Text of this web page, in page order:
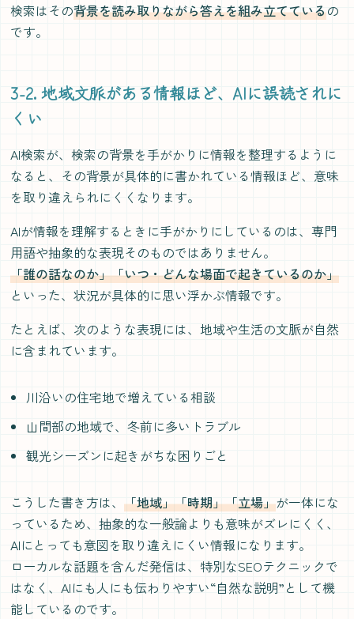
検索はその背景を読み取りながら答えを組み立てているの
です。
3-2. 地域文脈がある情報ほど、AIに誤読されに
くい
AI検索が、検索の背景を手がかりに情報を整理するように
なると、その背景が具体的に書かれている情報ほど、意味
を取り違えられにくくなります。
AIが情報を理解するときに手がかりにしているのは、専門
用語や抽象的な表現そのものではありません。
「誰の話なのか」「いつ・どんな場面で起きているのか」
といった、状況が具体的に思い浮かぶ情報です。
たとえば、次のような表現には、地域や生活の文脈が自然
に含まれています。
川沿いの住宅地で増えている相談
山間部の地域で、冬前に多いトラブル
観光シーズンに起きがちな困りごと
こうした書き方は、「地域」「時期」「立場」が一体にな
っているため、抽象的な一般論よりも意味がズレにくく、
AIにとっても意図を取り違えにくい情報になります。
ローカルな話題を含んだ発信は、特別なSEOテクニックで
はなく、AIにも人にも伝わりやすい“自然な説明”として機
能しているのです。